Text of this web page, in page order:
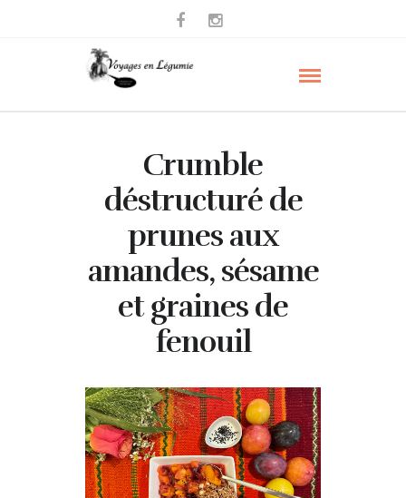
Crumble
déstructuré de
prunes aux
amandes, sésame
et graines de
fenouil